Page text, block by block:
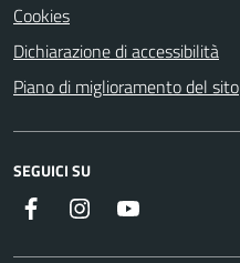
Cookies
Dichiarazione di accessibilità
Piano di miglioramento del sito
SEGUICI SU
Facebook Instagram